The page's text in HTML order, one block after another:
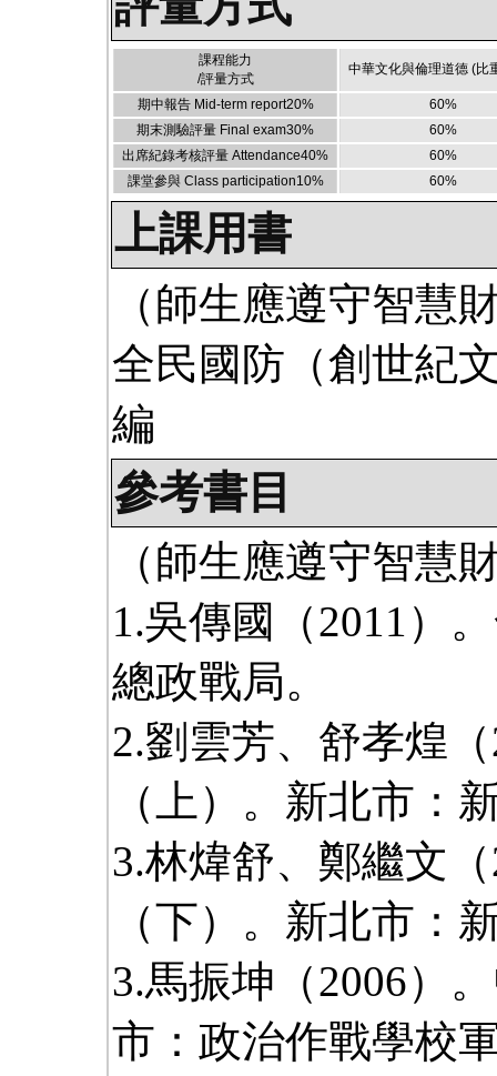
課程能力
/評量方式
中華文化與倫理道德 (比
期中報告 Mid-term report20% 60%
期末測驗評量 Final exam30% 60%
出席紀錄考核評量 Attendance40% 60%
課堂參與 Class participation10% 60%
上課用書
（師生應遵守智慧
全民國防（創世紀
編
參考書目
（師生應遵守智慧
1.吳傳國（2011）
總政戰局。
2.劉雲芳、舒孝煌
（上）。新北市：
3.林煒舒、鄭繼文
（下）。新北市：
3.馬振坤（2006）
市：政治作戰學校